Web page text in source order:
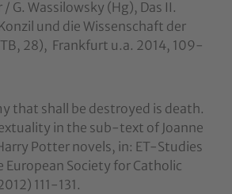
G. Wassilowsky (Hg), Das II.
und die Wissenschaft der
28), Frankfurt u.a. 2014, 109-
that shall be destroyed is death.
in the sub-text of Joanne
Potter novels, in: ET-Studies
European Society for Catholic
111-131.